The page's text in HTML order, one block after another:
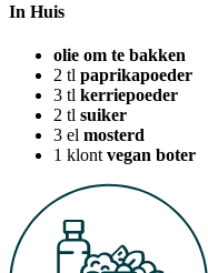
In Huis
olie om te bakken
2 tl paprikapoeder
3 tl kerriepoeder
2 tl suiker
3 el mosterd
1 klont vegan boter